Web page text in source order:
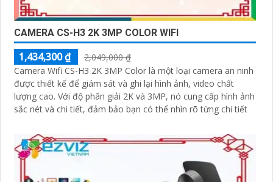
CAMERA CS-H3 2K 3MP COLOR WIFI
1,434,300 ₫
2,049,000 ₫
Camera Wifi CS-H3 2K 3MP Color là một loại camera an ninh
được thiết kế để giám sát và ghi lại hình ảnh, video chất
lượng cao. Với độ phân giải 2K và 3MP, nó cung cấp hình ảnh
sắc nét và chi tiết, đảm bảo bạn có thể nhìn rõ từng chi tiết